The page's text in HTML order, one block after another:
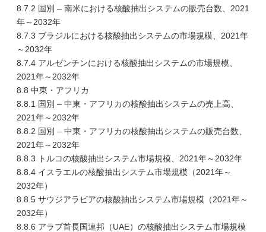
8.7.2 国別 – 南米における核酸抽出システムの販売台数、2021
年～2032年
8.7.3 ブラジルにおける核酸抽出システムの市場規模、2021年
～2032年
8.7.4 アルゼンチンにおける核酸抽出システムの市場規模、
2021年～2032年
8.8 中東・アフリカ
8.8.1 国別 – 中東・アフリカの核酸抽出システムの売上高、
2021年～2032年
8.8.2 国別 – 中東・アフリカの核酸抽出システムの販売台数、
2021年～2032年
8.8.3 トルコの核酸抽出システム市場規模、2021年～2032年
8.8.4 イスラエルの核酸抽出システム市場規模（2021年～
2032年）
8.8.5 サウジアラビアの核酸抽出システム市場規模（2021年～
2032年）
8.8.6 アラブ首長国連邦（UAE）の核酸抽出システム市場規模